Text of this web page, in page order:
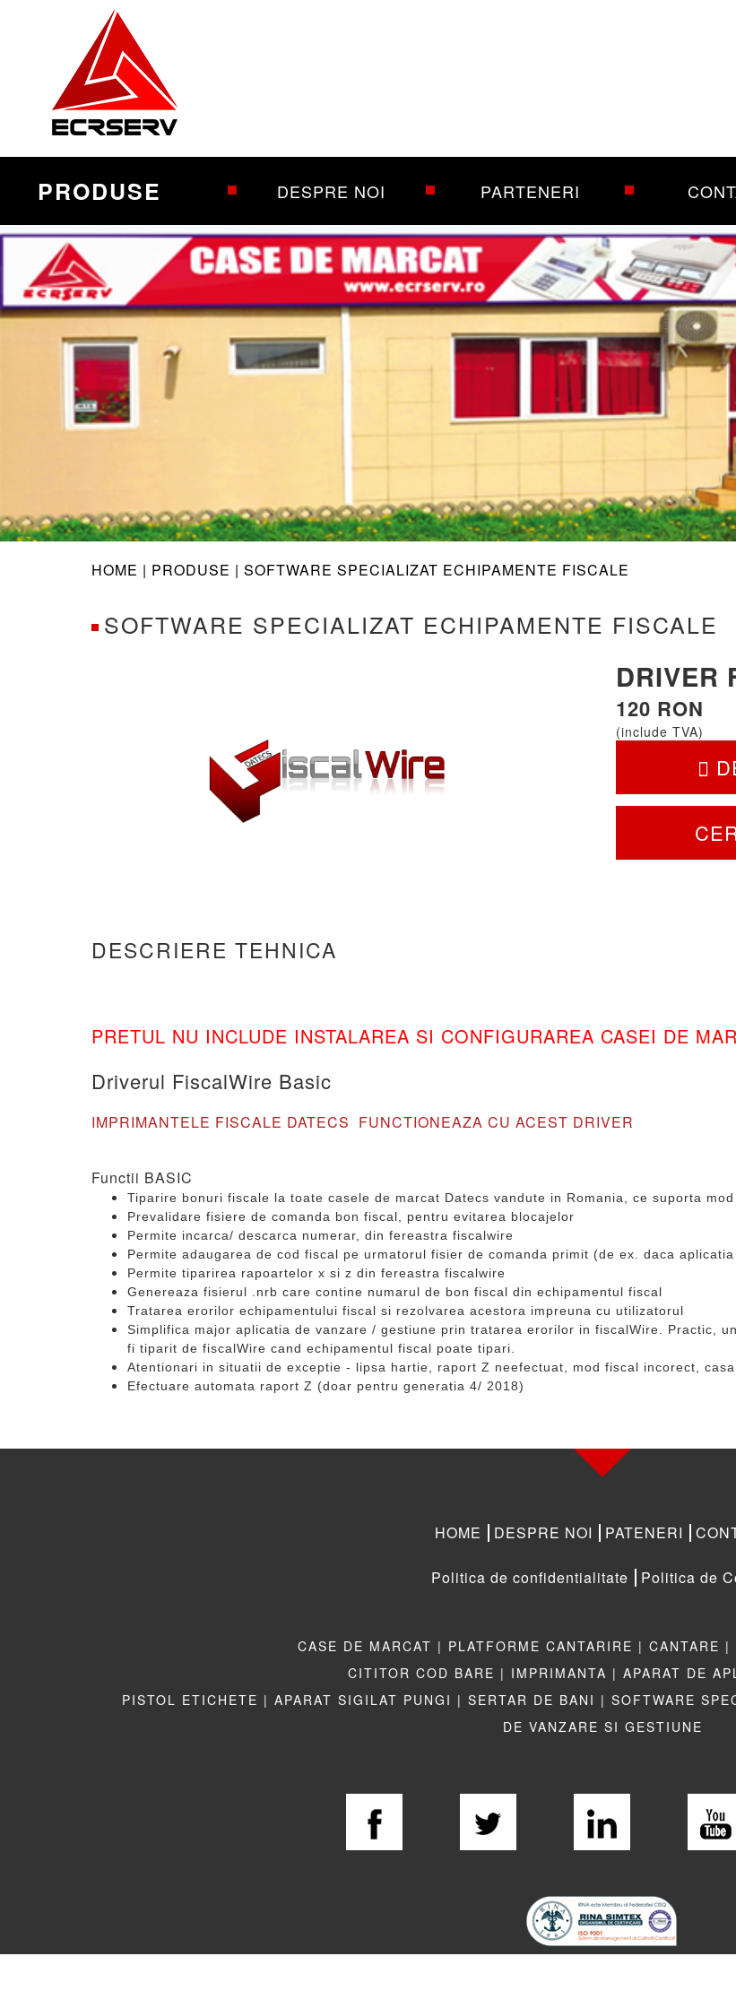
PRODUSE DESPRE NOI PARTENERI
HOME | PRODUSE | SOFTWARE SPECIALIZAT ECHIPAMENTE FISCALE
SOFTWARE SPECIALIZAT ECHIPAMENTE FISCALE
DRIVER
120 RON
(include TVA)
DESCRIERE TEHNICA
PRETUL NU INCLUDE INSTALAREA SI CONFIGURAREA CASEI DE
Driverul FiscalWire Basic
IMPRIMANTELE FISCALE DATECS FUNCTIONEAZA CU ACEST DRIVER
Functii BASIC
Tiparire bonuri fiscale la toate casele de marcat Datecs vandute in Romania, ce suporta
Prevalidare fisiere de comanda bon fiscal, pentru evitarea blocajelor
Permite incarca/ descarca numerar, din fereastra fiscalwire
Permite adaugarea de cod fiscal pe urmatorul fisier de comanda primit (de ex. daca
Permite tiparirea rapoartelor x si z din fereastra fiscalwire
Genereaza fisierul .nrb care contine numarul de bon fiscal din echipamentul fiscal
Tratarea erorilor echipamentului fiscal si rezolvarea acestora impreuna cu utilizatorul
Simplifica major aplicatia de vanzare / gestiune prin tratarea erorilor in fiscalWire. Practic,
fi tiparit de fiscalWire cand echipamentul fiscal poate tipari.
Atentionari in situatii de exceptie - lipsa hartie, raport Z neefectuat, mod fiscal incorect,
Efectuare automata raport Z (doar pentru generatia 4/ 2018)
HOME DESPRE NOI PATENERI
Politica de confidentialitate Politica de
CASE DE MARCAT | PLATFORME CANTARIRE | CANTARE |
CITITOR COD BARE | IMPRIMANTA | APARAT DE
PISTOL ETICHETE | APARAT SIGILAT PUNGI | SERTAR DE BANI | SOFTWARE
DE VANZARE SI GESTIUNE